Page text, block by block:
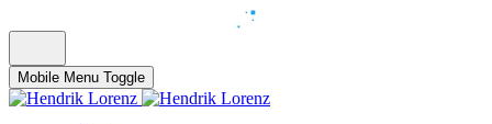
Mobile Menu Toggle